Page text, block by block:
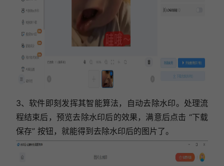
3、软件即刻发挥其智能算法，自动去除水印。处理流
程结束后，预览去除水印后的效果，满意后点击 “下载
保存” 按钮，就能得到去除水印后的图片了。